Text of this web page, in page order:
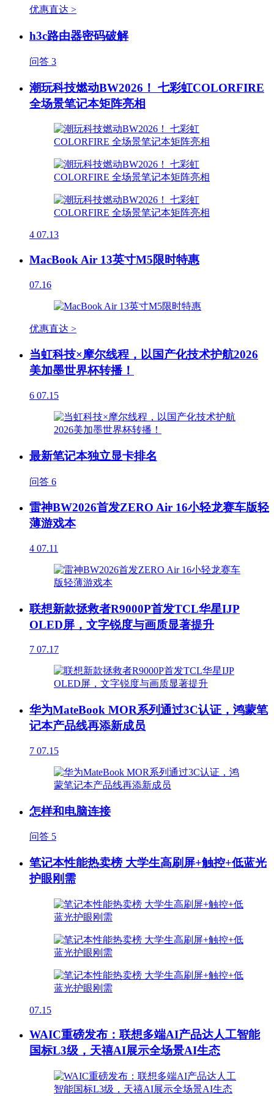
优惠直达 >
h3c路由器密码破解
问答 3
潮玩科技燃动BW2026！ 七彩虹COLORFIRE
全场景笔记本矩阵亮相
4 07.13
MacBook Air 13英寸M5限时特惠
07.16
优惠直达 >
当虹科技×摩尔线程，以国产化技术护航2026
美加墨世界杯转播！
6 07.15
最新笔记本独立显卡排名
问答 6
雷神BW2026首发ZERO Air 16小轻龙赛车版轻
薄游戏本
4 07.11
联想新款拯救者R9000P首发TCL华星IJP
OLED屏，文字锐度与画质显著提升
7 07.17
华为MateBook MOR系列通过3C认证，鸿蒙笔
记本产品线再添新成员
7 07.15
怎样和电脑连接
问答 5
笔记本性能热卖榜 大学生高刷屏+触控+低蓝光
护眼刚需
07.15
WAIC重磅发布：联想多端AI产品达人工智能
国标L3级，天禧AI展示全场景AI生态